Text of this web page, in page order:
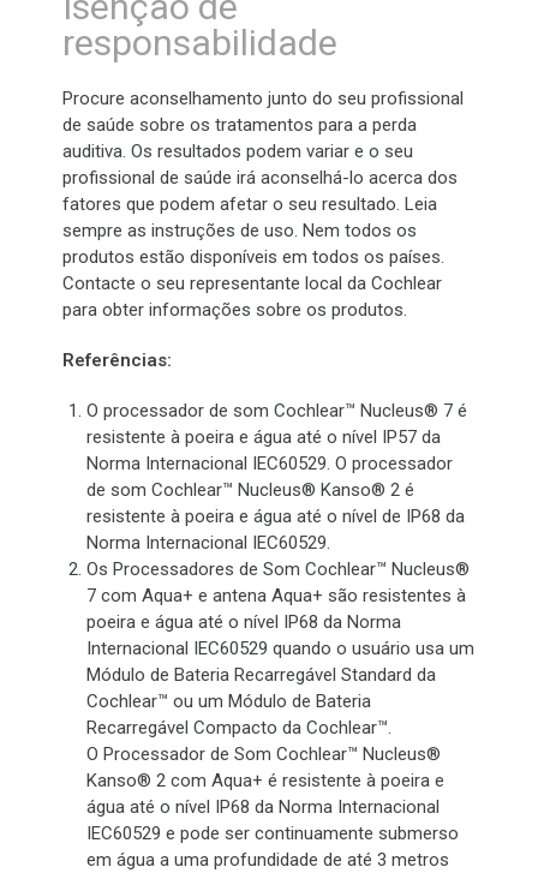
responsabilidade
Procure aconselhamento junto do seu profissional
de saúde sobre os tratamentos para a perda
auditiva. Os resultados podem variar e o seu
profissional de saúde irá aconselhá-lo acerca dos
fatores que podem afetar o seu resultado. Leia
sempre as instruções de uso. Nem todos os
produtos estão disponíveis em todos os países.
Contacte o seu representante local da Cochlear
para obter informações sobre os produtos.
Referências:
O processador de som Cochlear™ Nucleus® 7 é
resistente à poeira e água até o nível IP57 da
Norma Internacional IEC60529. O processador
de som Cochlear™ Nucleus® Kanso® 2 é
resistente à poeira e água até o nível de IP68 da
Norma Internacional IEC60529.
Os Processadores de Som Cochlear™ Nucleus®
7 com Aqua+ e antena Aqua+ são resistentes à
poeira e água até o nível IP68 da Norma
Internacional IEC60529 quando o usuário usa um
Módulo de Bateria Recarregável Standard da
Cochlear™ ou um Módulo de Bateria
Recarregável Compacto da Cochlear™.
O Processador de Som Cochlear™ Nucleus®
Kanso® 2 com Aqua+ é resistente à poeira e
água até o nível IP68 da Norma Internacional
IEC60529 e pode ser continuamente submerso
em água a uma profundidade de até 3 metros